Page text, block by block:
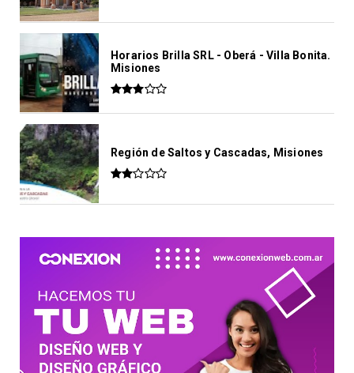
Horarios Brilla SRL - Oberá - Villa Bonita.
Misiones
Región de Saltos y Cascadas, Misiones